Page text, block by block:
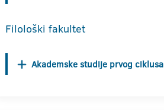
Filološki fakultet
Akademske studije prvog ciklusa